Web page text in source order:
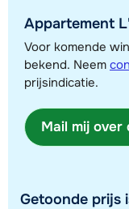
Deze kaart geeft een
Appartement
Voor komende
bekend. Neem
prijsindicatie.
Mail mij
Getoonde prijs